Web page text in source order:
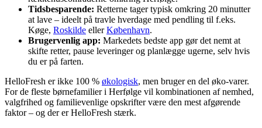
Tidsbesparende: Retterne tager typisk omkring 20 minutter
at lave – ideelt på travle hverdage med pendling til f.eks.
Køge, Roskilde ellerKøbenhavn.
Brugervenlig app: Markedets bedste app gør det nemt at
skifte retter, pause leveringer og planlægge ugerne, selv hvis
du er på farten.
HelloFresh er ikke 100 % økologisk, men bruger en del øko-varer.
For de fleste børnefamilier i Herfølge vil kombinationen af nemhed,
valgfrihed og familievenlige opskrifter være den mest afgørende
faktor – og der er HelloFresh stærk.